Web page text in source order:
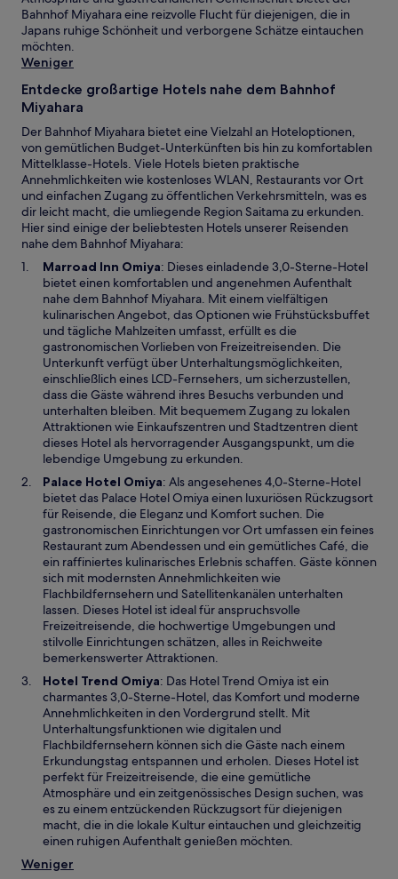
Bahnhof Miyahara eine reizvolle Flucht für diejenigen, die in
Japans ruhige Schönheit und verborgene Schätze eintauchen
möchten.
Weniger
Entdecke großartige Hotels nahe dem Bahnhof
Miyahara
Der Bahnhof Miyahara bietet eine Vielzahl an Hoteloptionen,
von gemütlichen Budget-Unterkünften bis hin zu komfortablen
Mittelklasse-Hotels. Viele Hotels bieten praktische
Annehmlichkeiten wie kostenloses WLAN, Restaurants vor Ort
und einfachen Zugang zu öffentlichen Verkehrsmitteln, was es
dir leicht macht, die umliegende Region Saitama zu erkunden.
Hier sind einige der beliebtesten Hotels unserer Reisenden
nahe dem Bahnhof Miyahara:
Marroad Inn OmiyaW
i
r
d
i
n
e
i
n
e
m
n
e
e
n
F
e
n
s
t
e
r
g
e
ö
f
f
n
e
t
: Dieses einladende 3,0-Sterne-Hotel
bietet einen komfortablen und angenehmen Aufenthalt
nahe dem Bahnhof Miyahara. Mit einem vielfältigen
kulinarischen Angebot, das Optionen wie Frühstücksbuffet
und tägliche Mahlzeiten umfasst, erfüllt es die
gastronomischen Vorlieben von Freizeitreisenden. Die
Unterkunft verfügt über Unterhaltungsmöglichkeiten,
einschließlich eines LCD-Fernsehers, um sicherzustellen,
dass die Gäste während ihres Besuchs verbunden und
unterhalten bleiben. Mit bequemem Zugang zu lokalen
Attraktionen wie Einkaufszentren und Stadtzentren dient
dieses Hotel als hervorragender Ausgangspunkt, um die
lebendige Umgebung zu erkunden.
Palace Hotel OmiyaW
i
r
d
i
n
e
i
n
e
m
n
e
u
e
n
F
e
n
s
t
e
r
g
: Als angesehenes 4,0-Sterne-Hotel
bietet das Palace Hotel Omiya einen luxuriösen Rückzugsort
für Reisende, die Eleganz und Komfort suchen. Die
gastronomischen Einrichtungen vor Ort umfassen ein feines
Restaurant zum Abendessen und ein gemütliches Café, die
ein raffiniertes kulinarisches Erlebnis schaffen. Gäste können
sich mit modernsten Annehmlichkeiten wie
Flachbildfernsehern und Satellitenkanälen unterhalten
lassen. Dieses Hotel ist ideal für anspruchsvolle
Freizeitreisende, die hochwertige Umgebungen und
stilvolle Einrichtungen schätzen, alles in Reichweite
bemerkenswerter Attraktionen.
Hotel Trend OmiyaW
i
r
d
i
n
e
i
n
e
m
: Das Hotel Trend Omiya ist ein
charmantes 3,0-Sterne-Hotel, das Komfort und moderne
Annehmlichkeiten in den Vordergrund stellt. Mit
Unterhaltungsfunktionen wie digitalen und
Flachbildfernsehern können sich die Gäste nach einem
Erkundungstag entspannen und erholen. Dieses Hotel ist
perfekt für Freizeitreisende, die eine gemütliche
Atmosphäre und ein zeitgenössisches Design suchen, was
es zu einem entzückenden Rückzugsort für diejenigen
macht, die in die lokale Kultur eintauchen und gleichzeitig
einen ruhigen Aufenthalt genießen möchten.
Weniger